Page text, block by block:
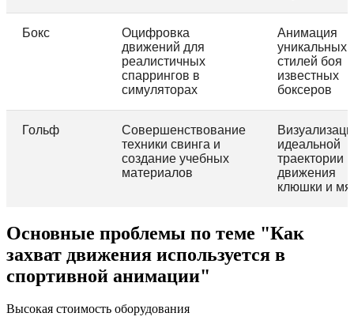
Бокс
Оцифровка
движений для
реалистичных
спаррингов в
симуляторах
Анимация
уникальных
стилей боя
известных
боксеров
Гольф
Совершенствование
техники свинга и
создание учебных
материалов
идеальной
траектории
движения
клюшки и
Основные проблемы по теме "Как
захват движения используется в
спортивной анимации"
Высокая стоимость оборудования